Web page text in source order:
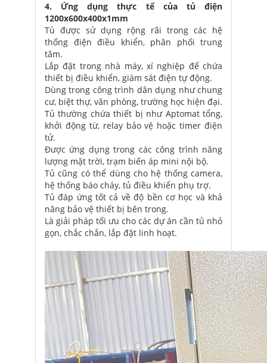
4. Ứng dụng thực tế của tủ điện
1200x600x400x1mm
Tủ được sử dụng rộng rãi trong các hệ
thống điện điều khiển, phân phối trung
tâm.
Lắp đặt trong nhà máy, xí nghiệp để chứa
thiết bị điều khiển, giám sát điện tự động.
Dùng trong công trình dân dụng như chung
cư, biệt thự, văn phòng, trường học hiện đại.
Tủ thường chứa thiết bị như Aptomat tổng,
khởi động từ, relay bảo vệ hoặc timer điện
tử.
Được ứng dụng trong các công trình năng
lượng mặt trời, trạm biến áp mini nội bộ.
Tủ cũng có thể dùng cho hệ thống camera,
hệ thống báo cháy, tủ điều khiển phụ trợ.
Tủ đáp ứng tốt cả về độ bền cơ học và khả
năng bảo vệ thiết bị bên trong.
Là giải pháp tối ưu cho các dự án cần tủ nhỏ
gọn, chắc chắn, lắp đặt linh hoạt.